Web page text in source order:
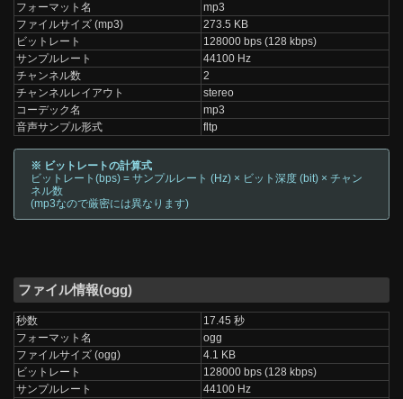
フォーマット名
mp3
ファイルサイズ (mp3)
273.5 KB
ビットレート
128000 bps (128 kbps)
サンプルレート
44100 Hz
チャンネル数
2
チャンネルレイアウト
stereo
コーデック名
mp3
音声サンプル形式
fltp
※ ビットレートの計算式
ビットレート(bps) = サンプルレート (Hz) × ビット深度 (bit) × チャン
ネル数
(mp3なので厳密には異なります)
ファイル情報(ogg)
秒数
17.45 秒
フォーマット名
ogg
ファイルサイズ (ogg)
4.1 KB
ビットレート
128000 bps (128 kbps)
サンプルレート
44100 Hz